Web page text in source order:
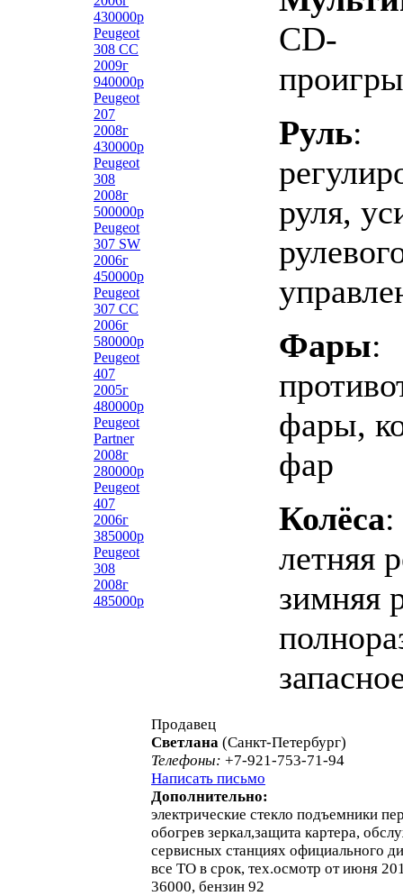
430000р
Peugeot
308 СС
2009г
940000р
Peugeot
207
2008г
430000р
Peugeot
308
2008г
500000р
Peugeot
307 SW
2006г
450000р
Peugeot
307 CC
2006г
580000р
Peugeot
407
2005г
480000р
Peugeot
Partner
2008г
280000р
Peugeot
407
2006г
385000р
Peugeot
308
2008г
485000р
CD-
Руль:
руля,
Фары:
фары,
фар
Колёса:
летняя
зимняя
Продавец
Светлана (Санкт-Петербург)
Телефоны: +7-921-753-71-94
Написать письмо
Дополнительно:
электрические стекло подъемники
обогрев зеркал,защита картера,
сервисных станциях официального
все ТО в срок, тех.осмотр от июня
36000, бензин 92